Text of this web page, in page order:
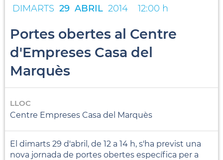
DIMARTS 29 ABRIL 2014 12:00 h
Portes obertes al Centre
d'Empreses Casa del
Marquès
LLOC
Centre Empreses Casa del Marquès
El dimarts 29 d'abril, de 12 a 14 h, s'ha previst una
nova jornada de portes obertes específica per a